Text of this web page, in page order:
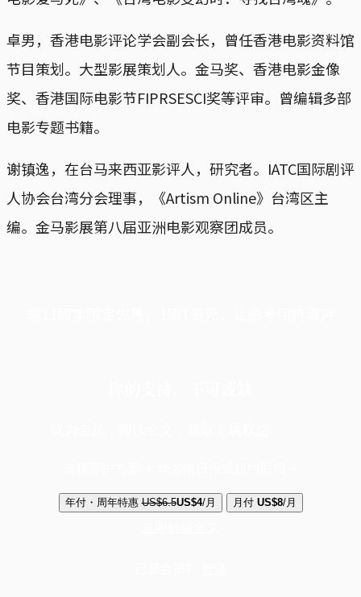
卓男，香港电影评论学会副会长，曾任香港电影资料馆
节目策划。大型影展策划人。金马奖、香港电影金像
奖、香港国际电影节FIPRSESCI奖等评审。曾编辑多部
电影专题书籍。
谢镇逸，在台马来西亚影评人，研究者。IATC国际剧评
人协会台湾分会理事，《Artism Online》台湾区主
编。金马影展第八届亚洲电影观察团成员。
年付・周年特惠 US$6.5US$4/月 月付 US$8/月